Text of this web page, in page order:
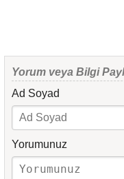
Yorum veya Bilgi
Ad Soyad
Yorumunuz